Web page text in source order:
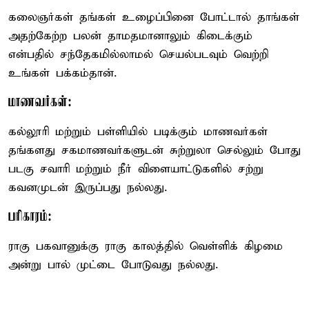
கலைஞர்கள் தங்கள் உழைப்பினை போட்டால் தாங்கள்
அதற்கேற்ற பலன் தாமதமானாலும் கிடைக்கும்
என்பதில் சந்தேகமில்லாமல் செயல்படவும் வெற்றி
உங்கள் பக்கம்தான்.
மாணவர்கள்:
கல்லூரி மற்றும் பள்ளியில் படிக்கும் மாணவர்கள்
தங்களது சகமாணவர்களுடன் சுற்றுலா செல்லும் போது
படகு சவாரி மற்றும் நீர் விளையாட்டுகளில் சற்று
கவனமுடன் இருப்பது நல்லது.
பரிகாரம்:
ராகு பகவானுக்கு ராகு காலத்தில் வெள்ளிக் கிழமை
அன்று பால் முட்டை போடுவது நல்லது.